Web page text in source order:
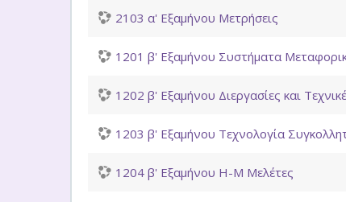
2103 α' Εξαμήνου Μετρήσεις
1201 β' Εξαμήνου Συστήματα
1202 β' Εξαμήνου Διεργασίες και
1203 β' Εξαμήνου Τεχνολογία
1204 β' Εξαμήνου Η-Μ Μελέτες